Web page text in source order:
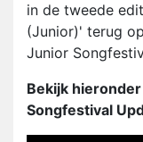
in de tweede
(Junior)' terug
Junior
Bekijk
Songfestival